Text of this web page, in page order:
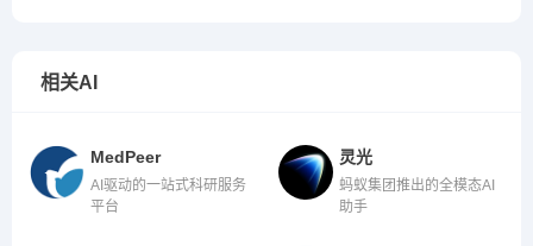
相关AI
MedPeer
AI驱动的一站式科研服务
平台
灵光
蚂蚁集团推出的全模态AI
助手